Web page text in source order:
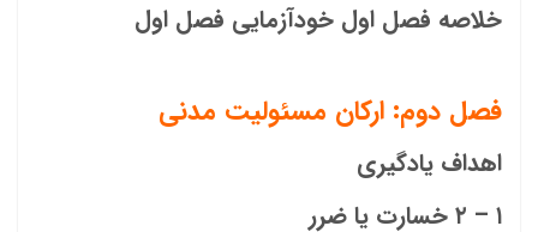
خلاصه فصل اول خودآزمایی فصل اول
فصل دوم: ارکان مسئولیت مدنی
اهداف یادگیری
۱ – ۲ خسارت یا ضرر